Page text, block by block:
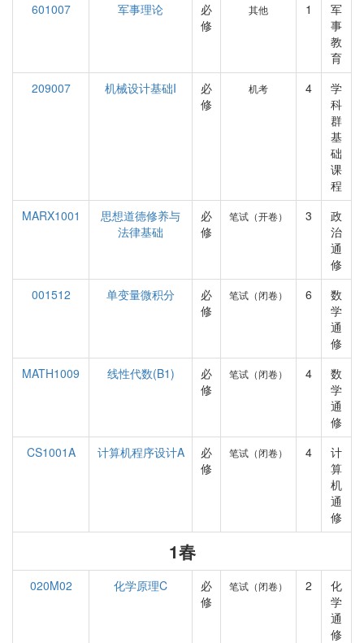
601007 军事理论
必
修
其他 1
军
事
教
育
209007
机械设计基础I
必
修
机考 4
学
科
群
基
础
课
程
MARX1001
思想道德修养与
法律基础
必
修
笔试（开卷） 3
政
治
通
修
001512
单变量微积分
必
修
笔试（闭卷） 6
数
学
通
修
MATH1009
线性代数(B1)
必
修
笔试（闭卷） 4
数
学
通
修
CS1001A
计算机程序设计A
必
修
笔试（闭卷） 4
计
算
机
通
修
1春
020M02 化学原理C
必
修
笔试（闭卷） 2
化
学
通
修